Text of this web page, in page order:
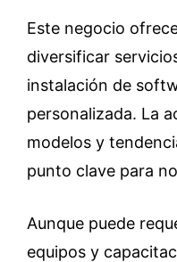
Este negocio
diversificar
instalación de
personalizada. La
modelos y
punto clave para
Aunque puede
equipos y